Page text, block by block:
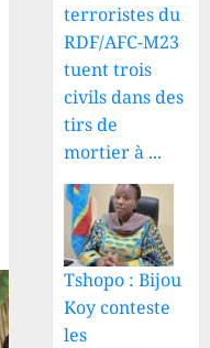
terroristes du
RDF/AFC-M23
tuent trois
civils dans des
tirs de
mortier à ...
Tshopo : Bijou
Koy conteste
les